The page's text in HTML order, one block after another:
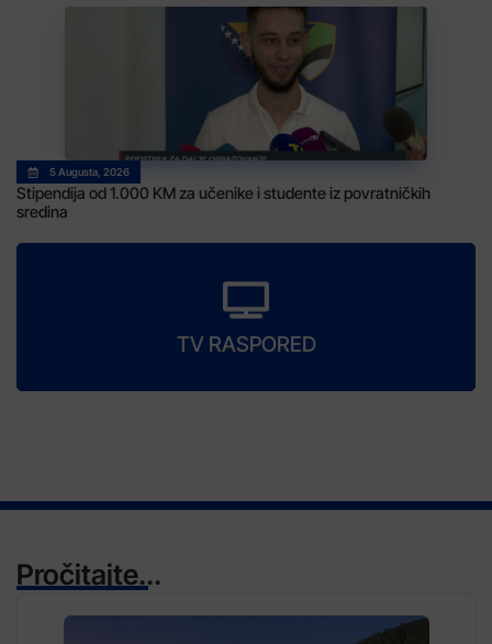
5 Augusta, 2026
Stipendija od 1.000 KM za učenike i studente iz povratničkih
sredina
TV RASPORED
Pročitajte...